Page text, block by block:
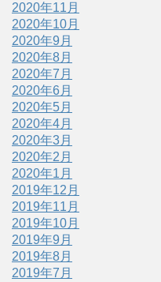
2020年11月
2020年10月
2020年9月
2020年8月
2020年7月
2020年6月
2020年5月
2020年4月
2020年3月
2020年2月
2020年1月
2019年12月
2019年11月
2019年10月
2019年9月
2019年8月
2019年7月